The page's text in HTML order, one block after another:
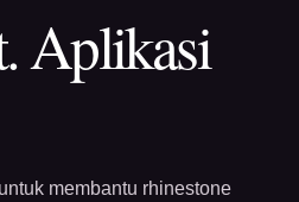
Aplikasi
membantu rhinestone